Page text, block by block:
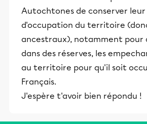
Autochtones de conserver
d'occupation du territoire
ancestraux), notamment pour
dans des réserves, les
au territoire pour qu'il soit
Français.
J'espère t'avoir bien répondu !